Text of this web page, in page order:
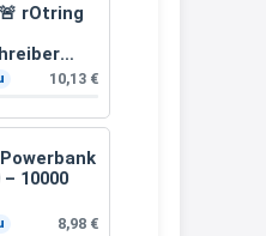
rOtring
– 12
10,13 €
– 10000
8,98 € code